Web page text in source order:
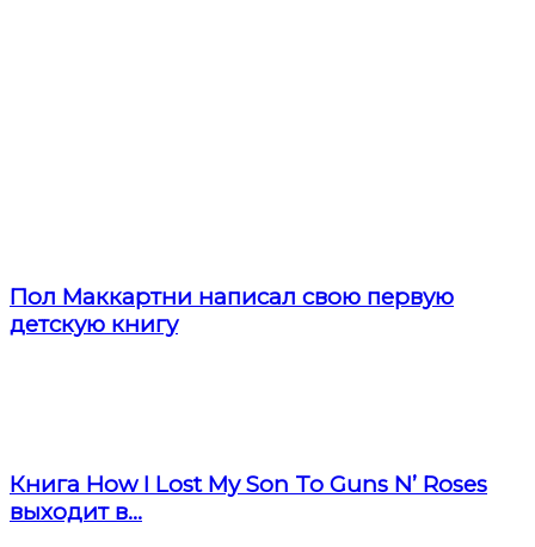
Пол Маккартни написал свою первую
детскую книгу
Книга How I Lost My Son To Guns N’ Roses
выходит в...